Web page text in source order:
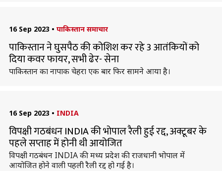
16 Sep 2023 • पाकिस्तान समाचार
पाकिस्तान ने घुसपैठ की कोशिश कर रहे 3 आतंकियों को
दिया कवर फायर, सभी ढेर- सेना
पाकिस्तान का नापाक चेहरा एक बार फिर सामने आया है।
16 Sep 2023 • INDIA
विपक्षी गठबंधन INDIA की भोपाल रैली हुई रद्द, अक्टूबर के
पहले सप्ताह में होनी थी आयोजित
विपक्षी गठबंधन INDIA की मध्य प्रदेश की राजधानी भोपाल में
आयोजित होने वाली पहली रैली रद्द हो गई है।